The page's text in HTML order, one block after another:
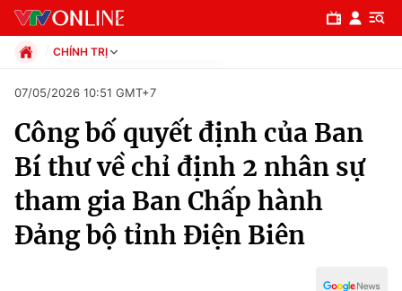
Chuyên mục
Chính trị
Xã hội
CHÍNH TRỊ
Xã hội
Pháp luật
Kinh tế
Thể thao
Truyền hình
Văn hóa - Giải trí
Y tế
07/05/2026 10:51 GMT+7
Công bố quyết định của Ban
Bí thư về chỉ định 2 nhân sự
tham gia Ban Chấp hành
Đảng bộ tỉnh Điện Biên